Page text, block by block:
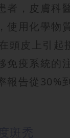
者，皮膚科
使用化學物
頭皮上引起
免疫系統的
報告從30%